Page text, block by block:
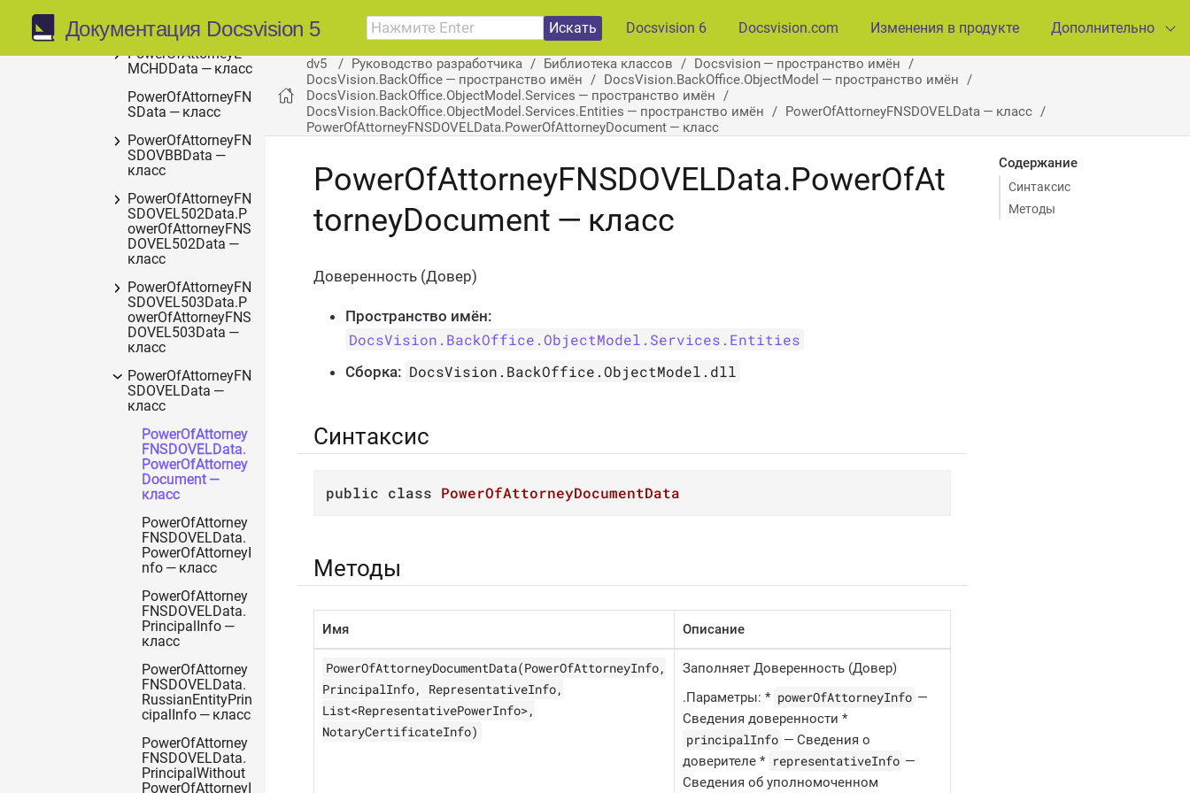
Документация Docsvision 5 Искать Docsvision 6 Docsvision.com Изменения в продукте Дополнительно
gest — класс
PowerOfAttorneyE
MCHDData — класс
PowerOfAttorneyFN
SData — класс
PowerOfAttorneyFN
SDOVBBData —
класс
PowerOfAttorneyFN
SDOVEL502Data.P
owerOfAttorneyFNS
DOVEL502Data —
класс
PowerOfAttorneyFN
SDOVEL503Data.P
owerOfAttorneyFNS
DOVEL503Data —
класс
PowerOfAttorneyFN
SDOVELData —
класс
PowerOfAttorney
FNSDOVELData.
PowerOfAttorney
Document —
класс
PowerOfAttorney
FNSDOVELData.
PowerOfAttorneyI
nfo — класс
PowerOfAttorney
FNSDOVELData.
PrincipalInfo —
класс
PowerOfAttorney
FNSDOVELData.
RussianEntityPrin
cipalInfo — класс
PowerOfAttorney
FNSDOVELData.
PrincipalWithout
PowerOfAttorneyI
dv5 Руководство разработчика Библиотека классов
Docsvision — пространство имён
DocsVision.BackOffice — пространство имён
DocsVision.BackOffice.ObjectModel — пространство имён
DocsVision.BackOffice.ObjectModel.Services — пространство имён
DocsVision.BackOffice.ObjectModel.Services.Entities — пространство имён
PowerOfAttorneyFNSDOVELData — класс
PowerOfAttorneyFNSDOVELData.PowerOfAttorneyDocument — класс
Содержание
Синтаксис
Методы
PowerOfAttorneyFNSDOVELData.PowerOfAt
torneyDocument — класс
Доверенность (Довер)
Пространство имён:
DocsVision.BackOffice.ObjectModel.Services.Entities
Сборка: DocsVision.BackOffice.ObjectModel.dll
Синтаксис
public class PowerOfAttorneyDocumentData
Методы
Имя Описание
PowerOfAttorneyDocumentData(PowerOfAttorneyInfo,
PrincipalInfo, RepresentativeInfo,
List<RepresentativePowerInfo>,
NotaryCertificateInfo)
Заполняет Доверенность (Довер)
.Параметры: * powerOfAttorneyInfo —
Сведения доверенности *
principalInfo — Сведения о
доверителе * representativeInfo —
Сведения об уполномоченном